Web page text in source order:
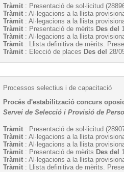
Tràmit : Presentació de sol·licitud
Tràmit : Al·legacions a la llista
Tràmit : Al·legacions a la llista
Tràmit : Presentació de mèrits Des del
Tràmit : Al·legacions a la llista
Tràmit : Llista definitiva de mèrits.
Tràmit : Elecció de places Des del 28/
Processos selectius i de capacitació
Procés d'estabilització concurs
Servei de Selecció i Provisió de
Tràmit : Presentació de sol·licitud
Tràmit : Al·legacions a la llista
Tràmit : Al·legacions a la llista
Tràmit : Presentació de mèrits Des del
Tràmit : Al·legacions a la llista
Tràmit : Llista definitiva de mèrits.